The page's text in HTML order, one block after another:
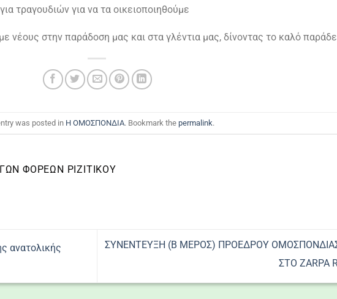
τραγουδιών για να τα οικειοποιηθούμε
στην παράδοση μας και στα γλέντια μας, δίνοντας το καλό
was posted in Η ΟΜΟΣΠΟΝΔΙΑ. Bookmark the permalink.
ΦΟΡΈΩΝ ΡΙΖΙΤΙΚΟΥ
ανατολικής
ΣΥΝΕΝΤΕΥΞΗ (Β ΜΕΡΟΣ) ΠΡΟΕΔΡΟΥ ΟΜΟΣΠΟΝΔΙΑΣ
ΣΤΟ ZARPA